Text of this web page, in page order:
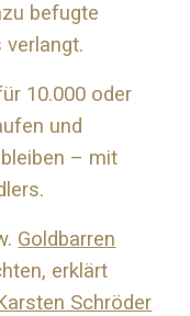
befugte
10.000 oder
und
– mit
Goldbarren
erklärt
Schröder